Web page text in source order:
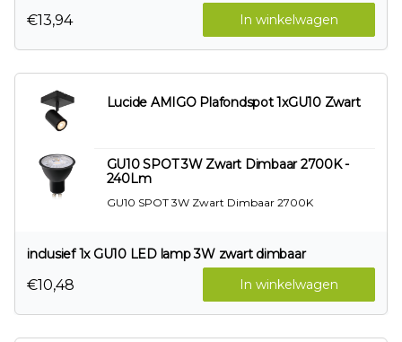
In winkelwagen
€13,94
Lucide AMIGO Plafondspot 1xGU10 Zwart
GU10 SPOT 3W Zwart Dimbaar 2700K -
240Lm
GU10 SPOT 3W Zwart Dimbaar 2700K
inclusief 1x GU10 LED lamp 3W zwart dimbaar
In winkelwagen
€10,48